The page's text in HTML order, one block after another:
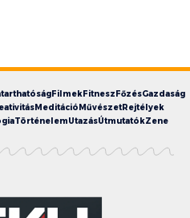
FilmekFitneszFőzésGazdaság
MeditációMűvészetRejtélyek
TörténelemUtazásÚtmutatókZene